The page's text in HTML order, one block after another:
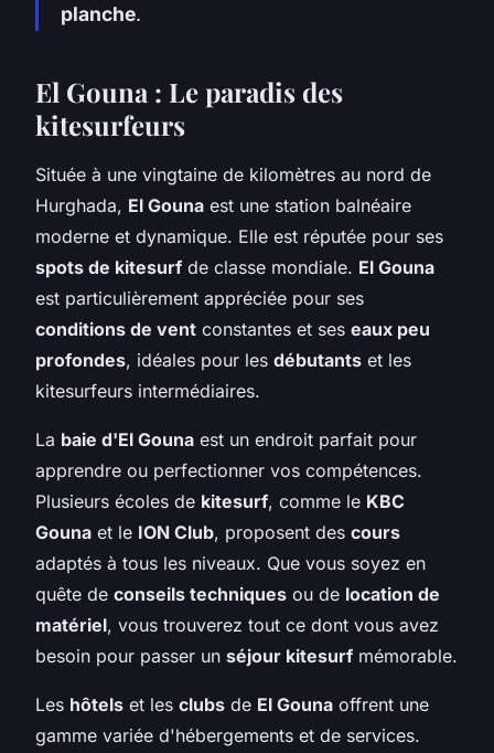
planche.
El Gouna : Le paradis des
kitesurfeurs
Située à une vingtaine de kilomètres au nord de
Hurghada, El Gouna est une station balnéaire
moderne et dynamique. Elle est réputée pour ses
spots de kitesurf de classe mondiale. El Gouna
est particulièrement appréciée pour ses
conditions de vent constantes et ses eaux peu
profondes, idéales pour les débutants et les
kitesurfeurs intermédiaires.
La baie d'El Gouna est un endroit parfait pour
apprendre ou perfectionner vos compétences.
Plusieurs écoles de kitesurf, comme le KBC
Gouna et le ION Club, proposent des cours
adaptés à tous les niveaux. Que vous soyez en
quête de conseils techniques ou de location de
matériel, vous trouverez tout ce dont vous avez
besoin pour passer un séjour kitesurf mémorable.
Les hôtels et les clubs de El Gouna offrent une
gamme variée d'hébergements et de services.